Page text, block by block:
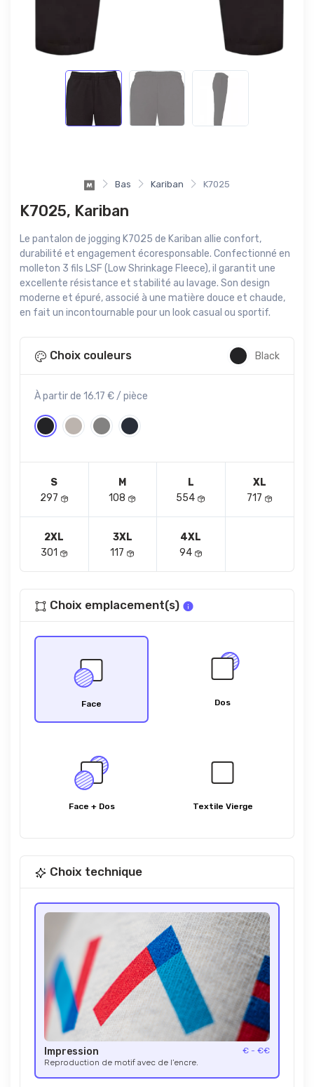
Bas Kariban K7025
K7025, Kariban
Le pantalon de jogging K7025 de Kariban allie confort,
durabilité et engagement écoresponsable. Confectionné en
molleton 3 fils LSF (Low Shrinkage Fleece), il garantit une
excellente résistance et stabilité au lavage. Son design
moderne et épuré, associé à une matière douce et chaude,
en fait un incontournable pour un look casual ou sportif.
Choix couleurs Black
À partir de 16.17 € / pièce
S
297
M
108
L
554
XL
717
2XL
301
3XL
117
4XL
94
Choix emplacement(s)
Face Dos
Face + Dos Textile Vierge
Choix technique
Impression
€ - €€
Reproduction de motif avec de l’encre.